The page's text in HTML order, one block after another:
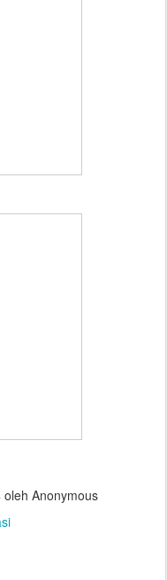
oleh Anonymous